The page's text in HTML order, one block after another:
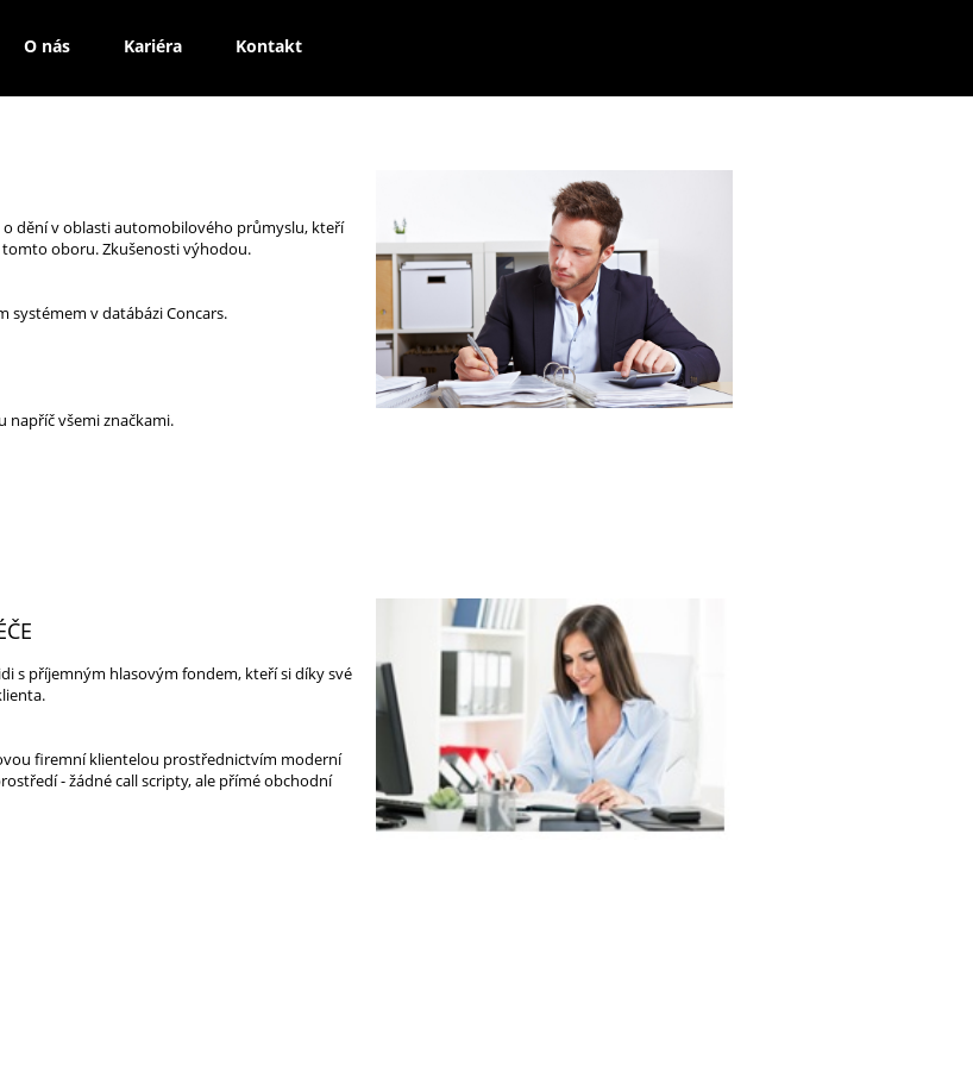
O nás Kariéra Kontakt
dění v oblasti automobilového průmyslu, kteří
oboru. Zkušenosti výhodou.
systémem v datábázi Concars.
všemi značkami.
s příjemným hlasovým fondem, kteří si díky své
firemní klientelou prostřednictvím moderní
- žádné call scripty, ale přímé obchodní